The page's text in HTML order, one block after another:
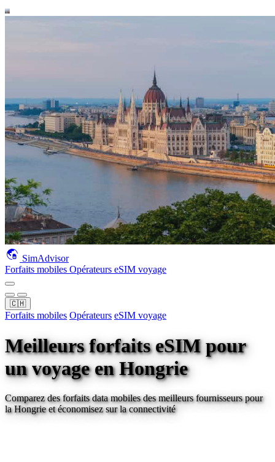
SimAdvisor
Forfaits mobiles Opérateurs eSIM voyage
🇨🇭
Forfaits mobiles Opérateurs eSIM voyage
Meilleurs forfaits eSIM pour
un voyageen Hongrie
Comparez des forfaits data mobiles des meilleurs fournisseurs pour
la Hongrieet économisez sur la connectivité